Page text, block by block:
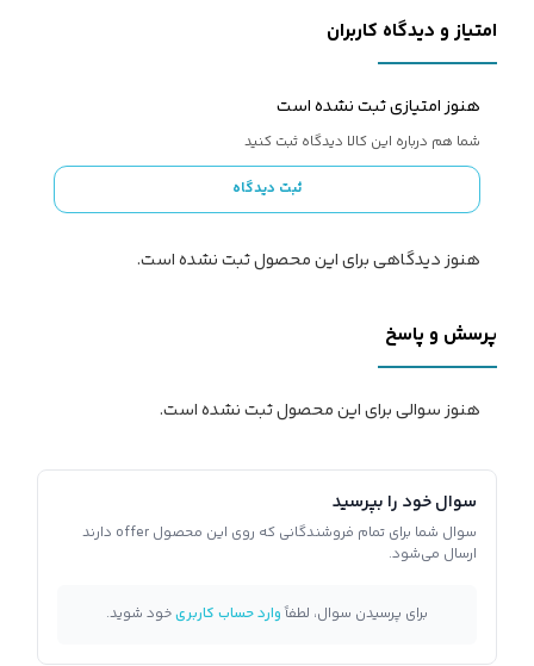
امتیاز و دیدگاه کاربران
هنوز امتیازی ثبت نشده است
شما هم درباره این کالا دیدگاه ثبت کنید
ثبت دیدگاه
هنوز دیدگاهی برای این محصول ثبت نشده است.
پرسش و پاسخ
هنوز سوالی برای این محصول ثبت نشده است.
سوال خود را بپرسید
سوال شما برای تمام فروشندگانی که روی این محصول offer دارند
ارسال می‌شود.
برای پرسیدن سوال، لطفاًوارد حساب کاربریخود شوید.